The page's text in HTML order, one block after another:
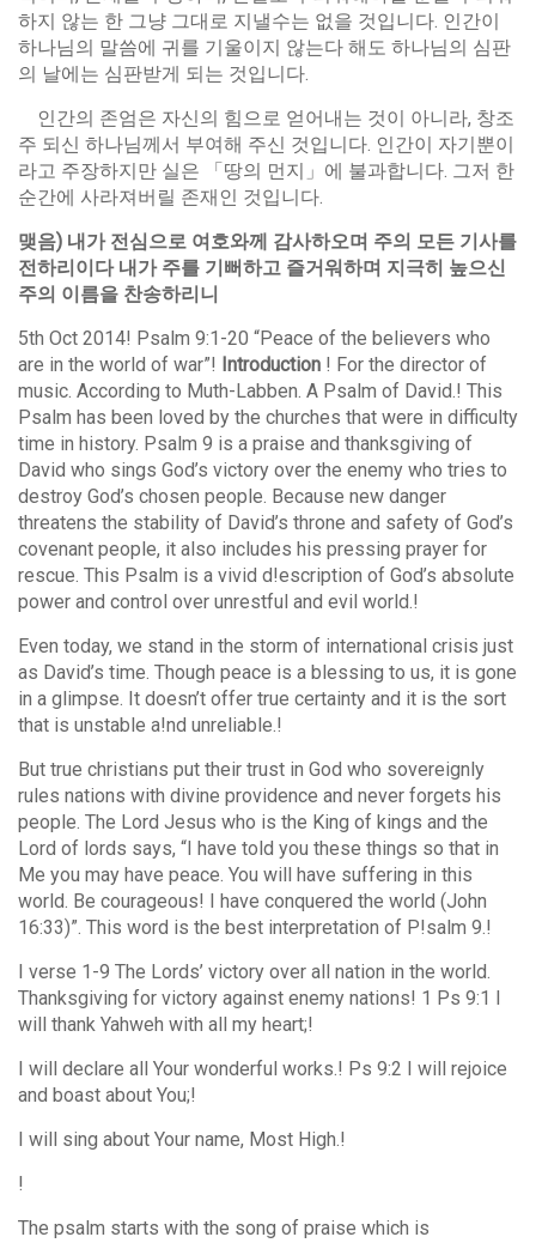
하지 않는 한 그냥 그대로 지낼수는 없을 것입니다. 인간이
하나님의 말씀에 귀를 기울이지 않는다 해도 하나님의 심판
의 날에는 심판받게 되는 것입니다.
인간의 존엄은 자신의 힘으로 얻어내는 것이 아니라, 창조
주 되신 하나님께서 부여해 주신 것입니다. 인간이 자기뿐이
라고 주장하지만 실은 「땅의 먼지」에 불과합니다. 그저 한
순간에 사라져버릴 존재인 것입니다.
맺음) 내가 전심으로 여호와께 감사하오며 주의 모든 기사를
전하리이다 내가 주를 기뻐하고 즐거워하며 지극히 높으신
주의 이름을 찬송하리니
5th Oct 2014! Psalm 9:1-20 “Peace of the believers who
are in the world of war”! Introduction ! For the director of
music. According to Muth-Labben. A Psalm of David.! This
Psalm has been loved by the churches that were in difficulty
time in history. Psalm 9 is a praise and thanksgiving of
David who sings God’s victory over the enemy who tries to
destroy God’s chosen people. Because new danger
threatens the stability of David’s throne and safety of God’s
covenant people, it also includes his pressing prayer for
rescue. This Psalm is a vivid d!escription of God’s absolute
power and control over unrestful and evil world.!
Even today, we stand in the storm of international crisis just
as David’s time. Though peace is a blessing to us, it is gone
in a glimpse. It doesn’t offer true certainty and it is the sort
that is unstable a!nd unreliable.!
But true christians put their trust in God who sovereignly
rules nations with divine providence and never forgets his
people. The Lord Jesus who is the King of kings and the
Lord of lords says, “I have told you these things so that in
Me you may have peace. You will have suffering in this
world. Be courageous! I have conquered the world (John
16:33)”. This word is the best interpretation of P!salm 9.!
I verse 1-9 The Lords’ victory over all nation in the world.
Thanksgiving for victory against enemy nations! 1 Ps 9:1 I
will thank Yahweh with all my heart;!
I will declare all Your wonderful works.! Ps 9:2 I will rejoice
and boast about You;!
I will sing about Your name, Most High.!
!
The psalm starts with the song of praise which is